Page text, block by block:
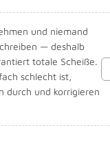
und niemand
— deshalb
totale Scheiße.
schlecht ist,
durch und korrigieren